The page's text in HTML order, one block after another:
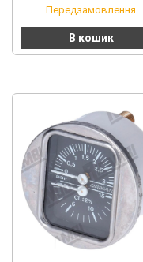
Передзамовлення
В кошик